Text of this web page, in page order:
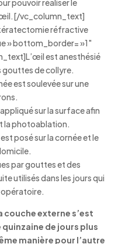
pouvoir réaliser le
œil.[/vc_column_text]
réfractive
» bottom_border= »1″
est anesthésié
gouttes de collyre.
est soulevée sur une
sur la surface afin
la photoablation.
posé sur la cornée et le
par gouttes et des
utilisés dans les jours qui
couche externe s’est
de jours plus
manière pour l’autre